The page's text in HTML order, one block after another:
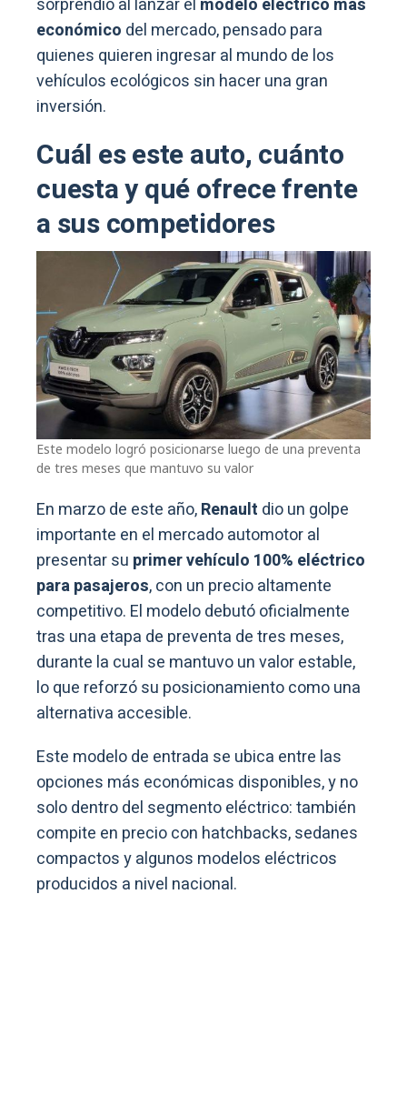
sorprendió al lanzar el modelo eléctrico más
económico del mercado, pensado para
quienes quieren ingresar al mundo de los
vehículos ecológicos sin hacer una gran
inversión.
Cuál es este auto, cuánto
cuesta y qué ofrece frente
a sus competidores
Este modelo logró posicionarse luego de una preventa
de tres meses que mantuvo su valor
En marzo de este año,Renault dio un golpe
importante en el mercado automotor al
presentar su primer vehículo 100% eléctrico
para pasajeros, con un precio altamente
competitivo. El modelo debutó oficialmente
tras una etapa de preventa de tres meses,
durante la cual se mantuvo un valor estable,
lo que reforzó su posicionamiento como una
alternativa accesible.
Este modelo de entrada se ubica entre las
opciones más económicas disponibles, y no
solo dentro del segmento eléctrico: también
compite en precio con hatchbacks, sedanes
compactos y algunos modelos eléctricos
producidos a nivel nacional.